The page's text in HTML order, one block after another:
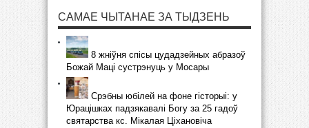
САМАЕ ЧЫТАНАЕ ЗА ТЫДЗЕНЬ
8 жніўня спісы цудадзейных абразоў
Божай Маці сустрэнуць у Мосары
Срэбны юбілей на фоне гісторыі: у
Юрацішках падзякавалі Богу за 25 гадоў
святарства кс. Мікалая Ціхановіча